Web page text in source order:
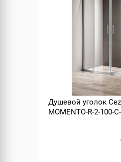
Душевой уголок
MOMENTO-R-2-100-